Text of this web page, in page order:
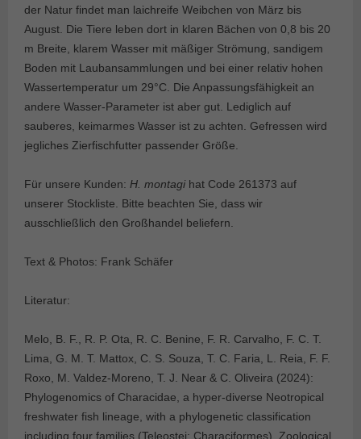
der Natur findet man laichreife Weibchen von März bis
August. Die Tiere leben dort in klaren Bächen von 0,8 bis 20
m Breite, klarem Wasser mit mäßiger Strömung, sandigem
Boden mit Laubansammlungen und bei einer relativ hohen
Wassertemperatur um 29°C. Die Anpassungsfähigkeit an
andere Wasser-Parameter ist aber gut. Lediglich auf
sauberes, keimarmes Wasser ist zu achten. Gefressen wird
jegliches Zierfischfutter passender Größe.
Für unsere Kunden: H. montagihat Code 261373 auf
unserer Stockliste. Bitte beachten Sie, dass wir
ausschließlich den Großhandel beliefern.
Text & Photos: Frank Schäfer
Literatur:
Melo, B. F., R. P. Ota, R. C. Benine, F. R. Carvalho, F. C. T.
Lima, G. M. T. Mattox, C. S. Souza, T. C. Faria, L. Reia, F. F.
Roxo, M. Valdez-Moreno, T. J. Near & C. Oliveira (2024):
Phylogenomics of Characidae, a hyper-diverse Neotropical
freshwater fish lineage, with a phylogenetic classification
including four families (Teleostei: Characiformes). Zoological